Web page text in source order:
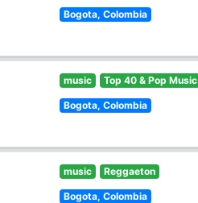
Bogota, Colombia
music Top 40 & Pop Music
Bogota, Colombia
music Reggaeton
Bogota, Colombia